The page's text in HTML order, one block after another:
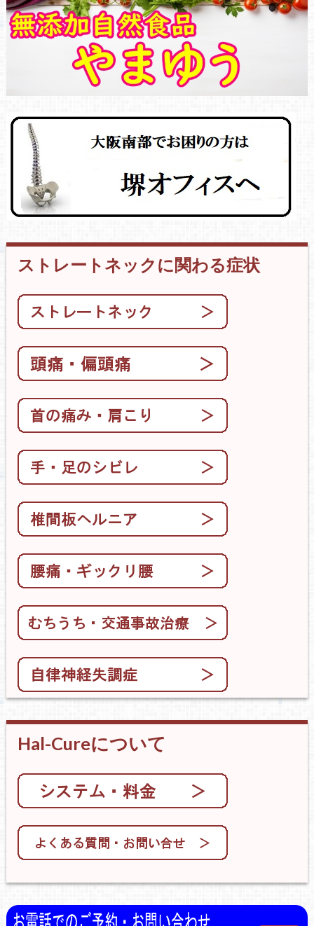
ストレートネックに関わる症状
Hal-Cureについて